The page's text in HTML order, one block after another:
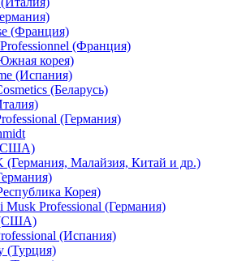
(Франция)
(Франция)
корея)
(Испания)
(Беларусь)
(Германия)
(Германия, Малайзия, Китай и др.)
Корея)
Musk Professional (Германия)
(Испания)
(Турция)